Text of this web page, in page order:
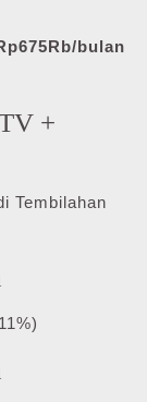
bulan
+
Tembilahan